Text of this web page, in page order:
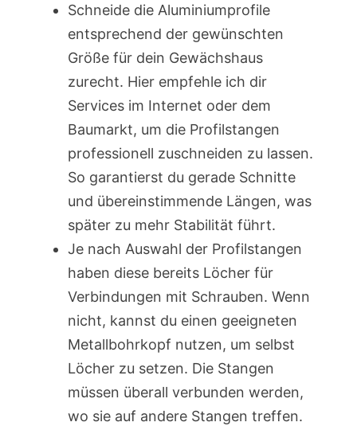
Schneide die Aluminiumprofile
entsprechend der gewünschten
Größe für dein Gewächshaus
zurecht. Hier empfehle ich dir
Services im Internet oder dem
Baumarkt, um die Profilstangen
professionell zuschneiden zu lassen.
So garantierst du gerade Schnitte
und übereinstimmende Längen, was
später zu mehr Stabilität führt.
Je nach Auswahl der Profilstangen
haben diese bereits Löcher für
Verbindungen mit Schrauben. Wenn
nicht, kannst du einen geeigneten
Metallbohrkopf nutzen, um selbst
Löcher zu setzen. Die Stangen
müssen überall verbunden werden,
wo sie auf andere Stangen treffen.